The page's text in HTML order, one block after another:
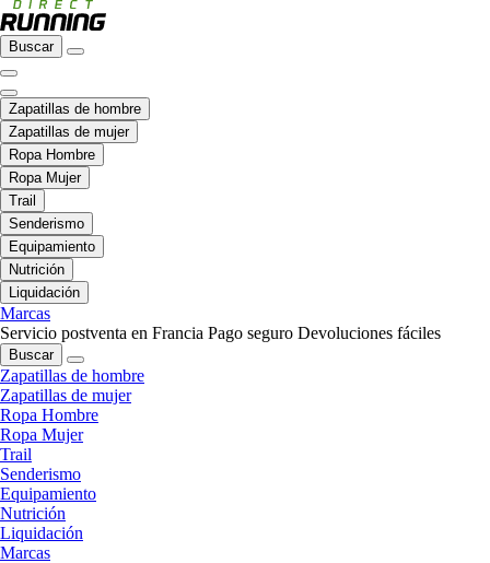
Buscar
Zapatillas de hombre
Zapatillas de mujer
Ropa Hombre
Ropa Mujer
Trail
Senderismo
Equipamiento
Nutrición
Liquidación
Marcas
Servicio postventa en Francia Pago seguro Devoluciones fáciles
Buscar
Zapatillas de hombre
Zapatillas de mujer
Ropa Hombre
Ropa Mujer
Trail
Senderismo
Equipamiento
Nutrición
Liquidación
Marcas